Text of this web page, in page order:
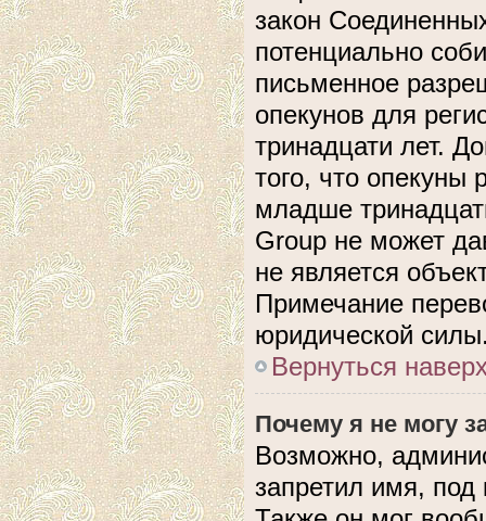
закон
потенциально
письменное
опекунов для
тринадцати лет.
того, что опекуны
младше
Group не может
не является
Примечание
юридической
Вернуться
Почему я не могу
Возможно,
запретил имя, под